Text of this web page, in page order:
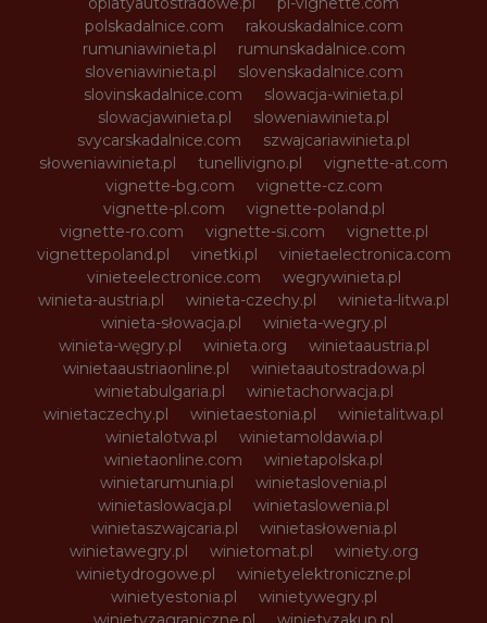
polskadalnice.com
rakouskadalnice.com
rumuniawinieta.pl
rumunskadalnice.com
sloveniawinieta.pl
slovenskadalnice.com
slovinskadalnice.com
slowacja-winieta.pl
slowacjawinieta.pl
sloweniawinieta.pl
svycarskadalnice.com
szwajcariawinieta.pl
słoweniawinieta.pl
tunellivigno.pl
vignette-at.com
vignette-bg.com
vignette-cz.com
vignette-pl.com
vignette-poland.pl
vignette-ro.com
vignette-si.com
vignette.pl
vignettepoland.pl
vinetki.pl
vinietaelectronica.com
vinieteelectronice.com
wegrywinieta.pl
winieta-austria.pl
winieta-czechy.pl
winieta-litwa.pl
winieta-słowacja.pl
winieta-wegry.pl
winieta-węgry.pl
winieta.org
winietaaustria.pl
winietaaustriaonline.pl
winietaautostradowa.pl
winietabulgaria.pl
winietachorwacja.pl
winietaczechy.pl
winietaestonia.pl
winietalitwa.pl
winietalotwa.pl
winietamoldawia.pl
winietaonline.com
winietapolska.pl
winietarumunia.pl
winietaslovenia.pl
winietaslowacja.pl
winietaslowenia.pl
winietaszwajcaria.pl
winietasłowenia.pl
winietawegry.pl
winietomat.pl
winiety.org
winietydrogowe.pl
winietyelektroniczne.pl
winietyestonia.pl
winietywegry.pl